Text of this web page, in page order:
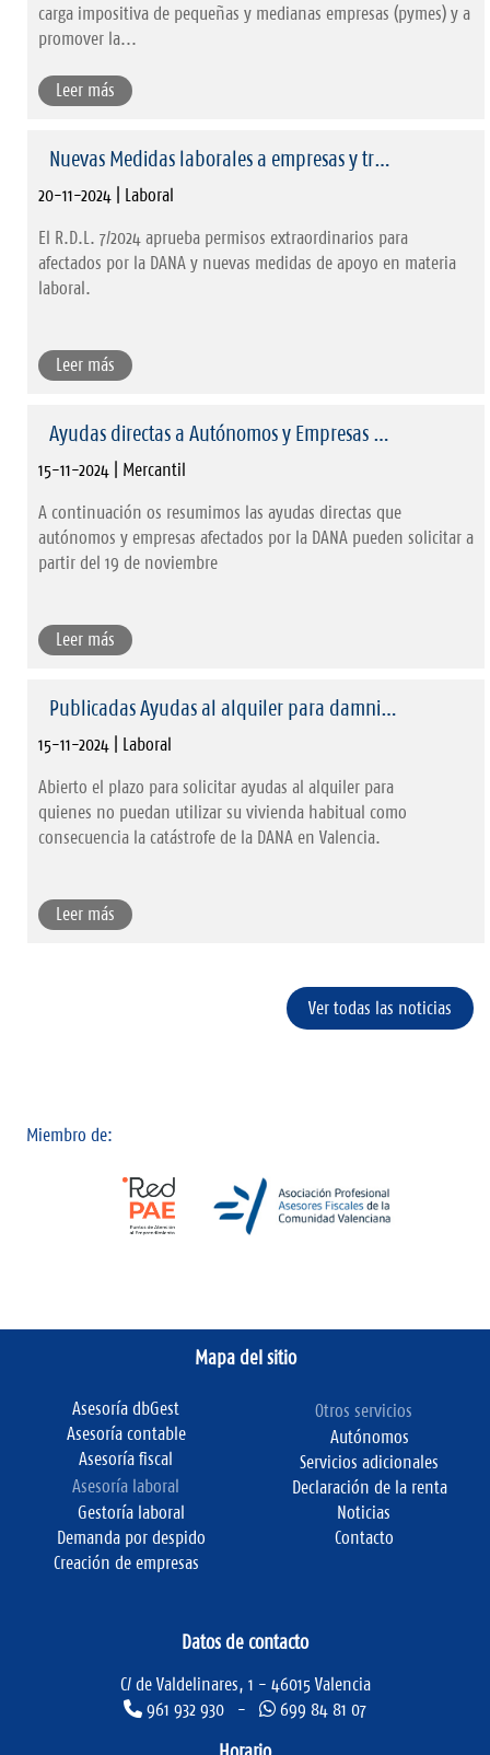
carga impositiva de pequeñas y medianas empresas (pymes) y a
promover la...
Leer más
Nuevas Medidas laborales a empresas y tr…
20-11-2024 | Laboral
El R.D.L. 7/2024 aprueba permisos extraordinarios para
afectados por la DANA y nuevas medidas de apoyo en materia
laboral.
Leer más
Ayudas directas a Autónomos y Empresas …
15-11-2024 | Mercantil
A continuación os resumimos las ayudas directas que
autónomos y empresas afectados por la DANA pueden solicitar a
partir del 19 de noviembre
Leer más
Publicadas Ayudas al alquiler para damni…
15-11-2024 | Laboral
Abierto el plazo para solicitar ayudas al alquiler para
quienes no puedan utilizar su vivienda habitual como
consecuencia la catástrofe de la DANA en Valencia.
Leer más
Ver todas las noticias
Miembro de:
Mapa del sitio
Asesoría dbGest
Asesoría contable
Asesoría fiscal
Asesoría laboral
Gestoría laboral
Demanda por despido
Creación de empresas
Otros servicios
Autónomos
Servicios adicionales
Declaración de la renta
Noticias
Contacto
Datos de contacto
C/ de Valdelinares, 1 - 46015 Valencia
961 932 930 -
699 84 81 07